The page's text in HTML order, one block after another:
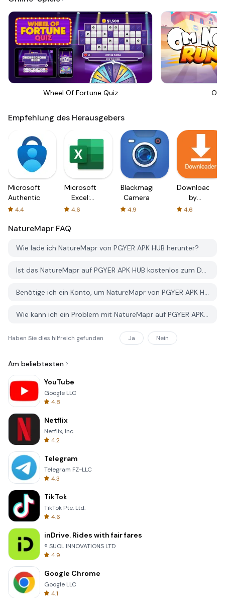
Wheel Of Fortune Quiz Om
Empfehlung des Herausgebers
Microsoft
Authenticator
4.4
Microsoft
Excel:
Spreadsheets
4.6
Blackmagic
Camera
4.9
Downloader
by
AFTVnews
4.6
NatureMapr FAQ
Wie lade ich NatureMapr von PGYER APK HUB herunter?
Ist das NatureMapr auf PGYER APK HUB kostenlos zum Download?
Benötige ich ein Konto, um NatureMapr von PGYER APK HUB herunterzuladen?
Wie kann ich ein Problem mit NatureMapr auf PGYER APK HUB melden?
Haben Sie dies hilfreich gefunden Ja Nein
Am beliebtesten
YouTube
Google LLC
4.8
Netflix
Netflix, Inc.
4.2
Telegram
Telegram FZ-LLC
4.3
TikTok
TikTok Pte. Ltd.
4.6
inDrive. Rides with fair fares
® SUOL INNOVATIONS LTD
4.9
Google Chrome
Google LLC
4.1